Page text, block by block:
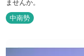
ませんか。
中南勢